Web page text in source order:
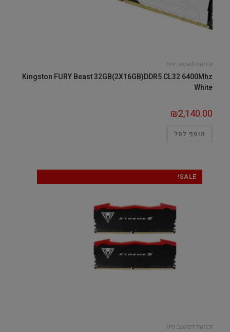
זכרונות למחשב נייח
Kingston FURY Beast 32GB(2X16GB)DDR5 CL32 6400Mhz
White
₪2,140.00
הוסף לסל
SALE!
זכרונות למחשב נייח